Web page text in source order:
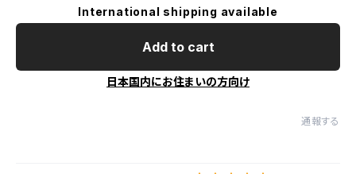
International shipping available
Add to cart
日本国内にお住まいの方向け
通報する